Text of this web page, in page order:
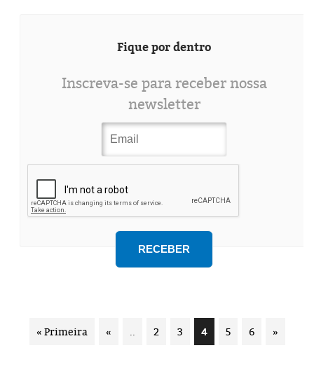
Fique por dentro
Inscreva-se para receber nossa
newsletter
« Primeira « .. 2 3 4 5 6 »